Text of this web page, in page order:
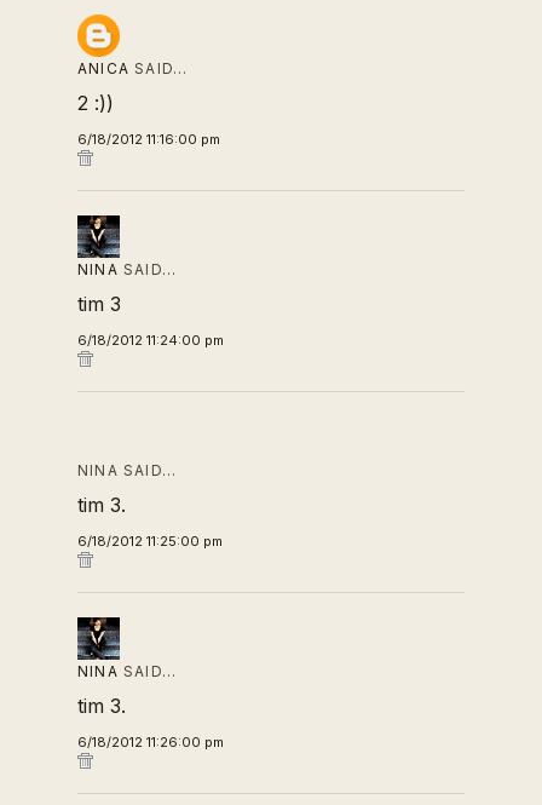
ANICA SAID…
2 :))
6/18/2012 11:16:00 pm
NINA SAID…
tim 3
6/18/2012 11:24:00 pm
NINA SAID…
tim 3.
6/18/2012 11:25:00 pm
NINA SAID…
tim 3.
6/18/2012 11:26:00 pm